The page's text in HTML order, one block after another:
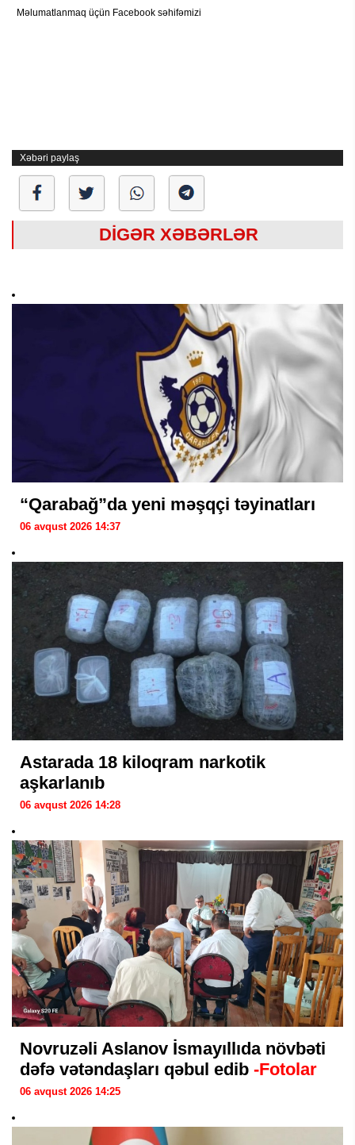
Məlumatlanmaq üçün Facebook səhifəmizi
Xəbəri paylaş
DİGƏR XƏBƏRLƏR
“Qarabağ”da yeni məşqçi təyinatları
06 avqust 2026 14:37
Astarada 18 kiloqram narkotik
aşkarlanıb
06 avqust 2026 14:28
Novruzəli Aslanov İsmayıllıda növbəti
dəfə vətəndaşları qəbul edib -Fotolar
06 avqust 2026 14:25